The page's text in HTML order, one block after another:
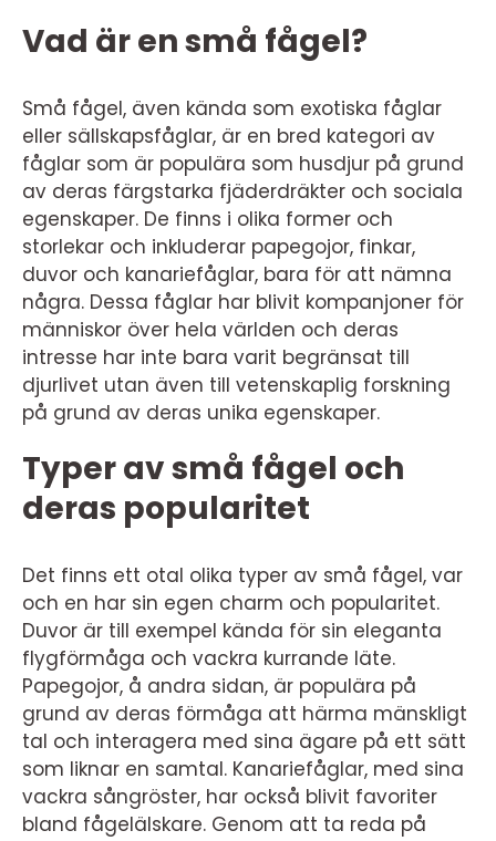
Vad är en små fågel?
Små fågel, även kända som exotiska fåglar
eller sällskapsfåglar, är en bred kategori av
fåglar som är populära som husdjur på grund
av deras färgstarka fjäderdräkter och sociala
egenskaper. De finns i olika former och
storlekar och inkluderar papegojor, finkar,
duvor och kanariefåglar, bara för att nämna
några. Dessa fåglar har blivit kompanjoner för
människor över hela världen och deras
intresse har inte bara varit begränsat till
djurlivet utan även till vetenskaplig forskning
på grund av deras unika egenskaper.
Typer av små fågel och
deras popularitet
Det finns ett otal olika typer av små fågel, var
och en har sin egen charm och popularitet.
Duvor är till exempel kända för sin eleganta
flygförmåga och vackra kurrande läte.
Papegojor, å andra sidan, är populära på
grund av deras förmåga att härma mänskligt
tal och interagera med sina ägare på ett sätt
som liknar en samtal. Kanariefåglar, med sina
vackra sångröster, har också blivit favoriter
bland fågelälskare. Genom att ta reda på